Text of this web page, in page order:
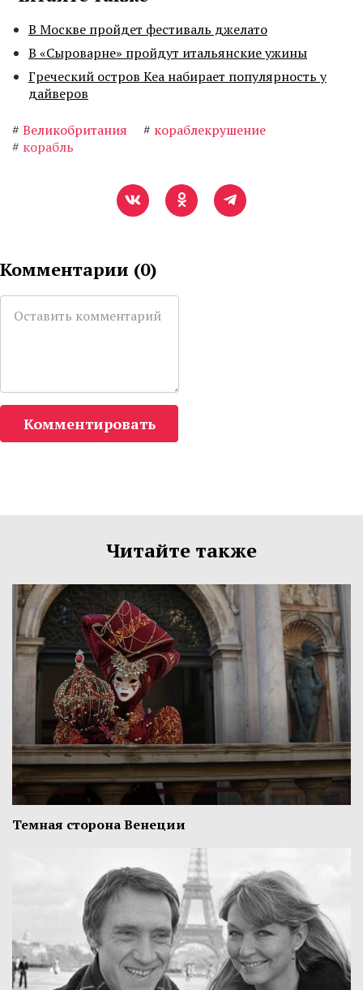
В Москве пройдет фестиваль джелато
В «Сыроварне» пройдут итальянские ужины
Греческий остров Кеа набирает популярность у
дайверов
# Великобритания # кораблекрушение
# корабль
Комментарии (0)
Комментировать
Читайте также
Темная сторона Венеции